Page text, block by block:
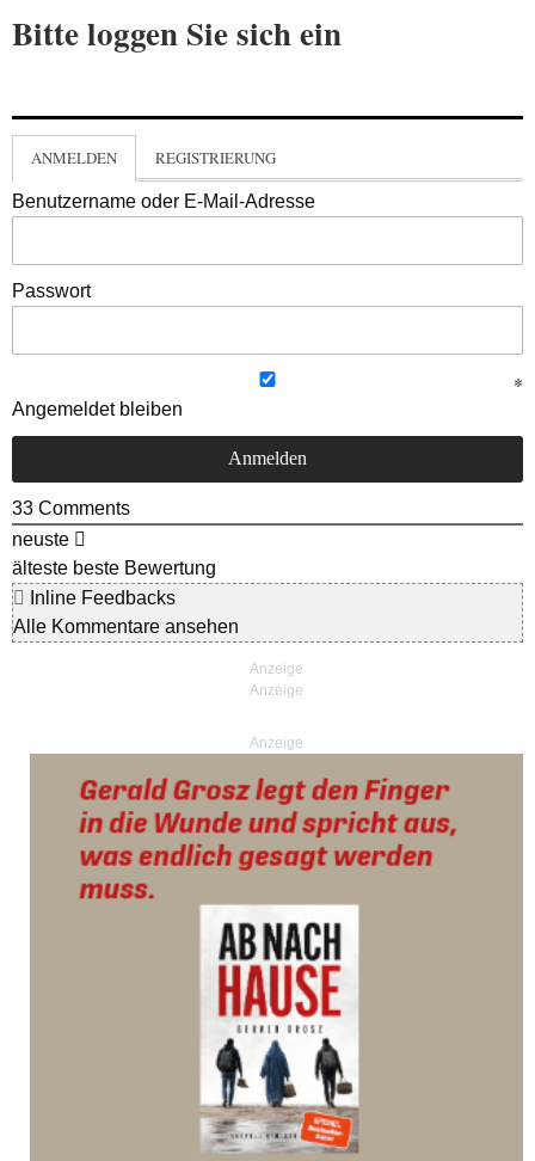
Bitte loggen Sie sich ein
ANMELDEN REGISTRIERUNG
Benutzername oder E-Mail-Adresse
Passwort
Angemeldet bleiben
33 Comments
neuste
älteste beste Bewertung
Inline Feedbacks
Alle Kommentare ansehen
Anzeige